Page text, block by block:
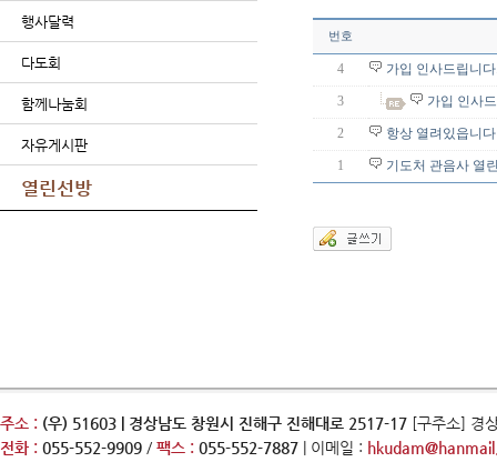
행사달력
다도회
함께나눔회
자유게시판
열린선방
번호
4 가입 인사드립니
3 가입 인사
2 항상 열려있읍니다
1 기도처 관음사 열
주소 : (우) 51603 | 경상남도 창원시 진해구 진해대로 2517-17 [구주소] 경
전화 : 055-552-9909 / 팩스 : 055-552-7887 | 이메일 :